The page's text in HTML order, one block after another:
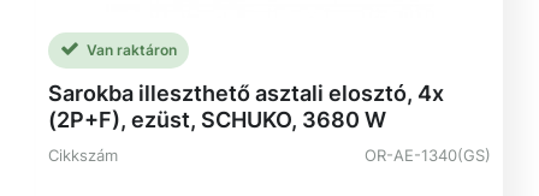
Van raktáron
Sarokba illeszthető asztali elosztó, 4x
(2P+F), ezüst, SCHUKO, 3680 W
Cikkszám OR-AE-1340(GS)